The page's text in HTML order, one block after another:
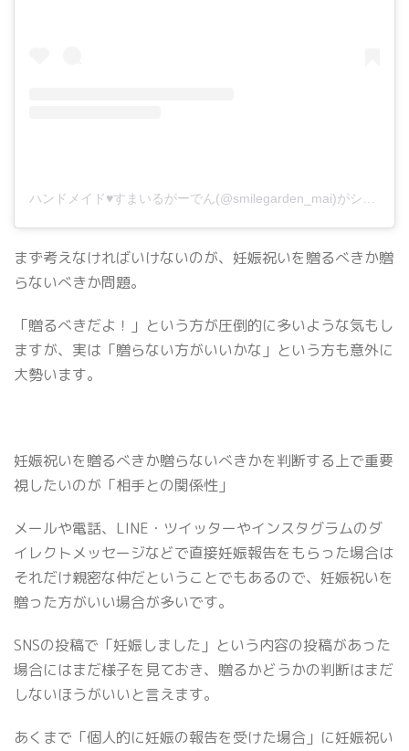
まず考えなければいけないのが、妊娠祝いを贈るべきか贈
らないべきか問題。
「贈るべきだよ！」という方が圧倒的に多いような気もし
ますが、実は「贈らない方がいいかな」という方も意外に
大勢います。
妊娠祝いを贈るべきか贈らないべきかを判断する上で重要
視したいのが「相手との関係性」
メールや電話、LINE・ツイッターやインスタグラムのダ
イレクトメッセージなどで直接妊娠報告をもらった場合は
それだけ親密な仲だということでもあるので、妊娠祝いを
贈った方がいい場合が多いです。
SNSの投稿で「妊娠しました」という内容の投稿があった
場合にはまだ様子を見ておき、贈るかどうかの判断はまだ
しないほうがいいと言えます。
あくまで「個人的に妊娠の報告を受けた場合」に妊娠祝い